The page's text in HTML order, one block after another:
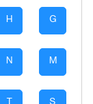
G
H
M
N